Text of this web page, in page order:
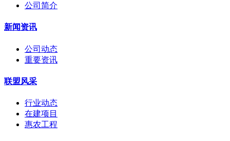
公司简介
新闻资讯
公司动态
重要资讯
联盟风采
行业动态
在建项目
惠农工程